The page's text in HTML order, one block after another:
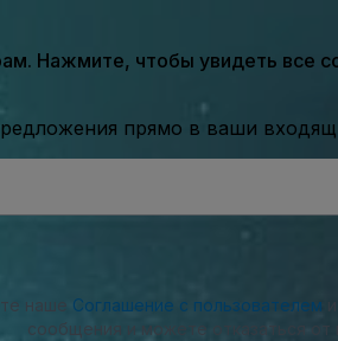
Нажмите, чтобы увидеть все
прямо в ваши
наше Соглашение с пользователем
сообщения и можете отказаться от